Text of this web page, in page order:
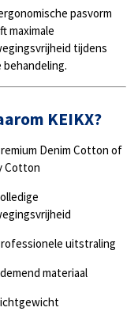
pasvorm
maximale
tijdens
behandeling.
KEIKX?
Denim Cotton of
Cotton
uitstraling
materiaal